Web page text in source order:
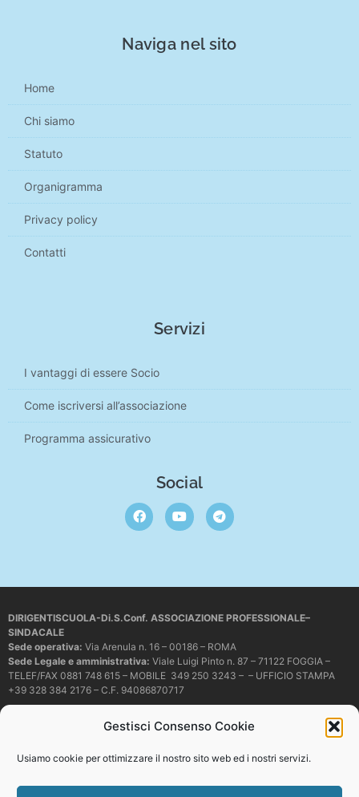
Gestisci Consenso Cookie
Usiamo cookie per ottimizzare il nostro sito web ed i nostri servizi.
Naviga nel sito
Home
Chi siamo
Statuto
Organigramma
Privacy policy
Contatti
Servizi
I vantaggi di essere Socio
Come iscriversi all’associazione
Programma assicurativo
Social
DIRIGENTISCUOLA-Di.S.Conf. ASSOCIAZIONE PROFESSIONALE–
SINDACALE
Sede operativa: Via Arenula n. 16 – 00186 – ROMA
Sede Legale e amministrativa: Viale Luigi Pinto n. 87 – 71122 FOGGIA –
TELEF/FAX 0881 748 615 – MOBILE 349 250 3243 – – UFFICIO STAMPA
+39 328 384 2176 – C.F. 94086870717
dirigentiscuola@pec.it
copiare o riprodurre in alcun modo i contenuti presenti in questo sito se non